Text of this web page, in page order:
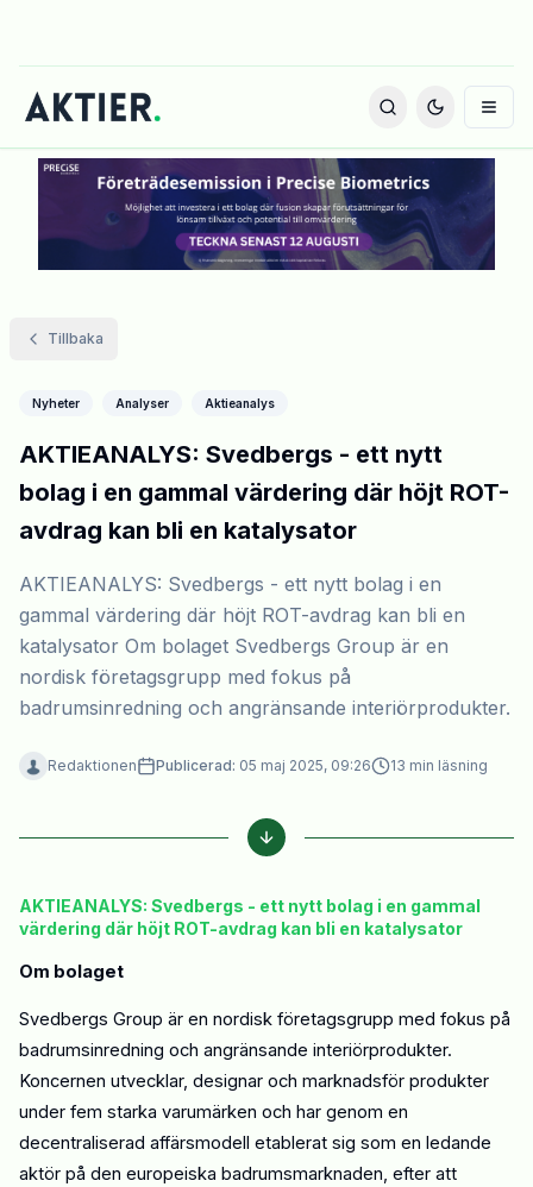
Tillbaka
Nyheter Analyser Aktieanalys
AKTIEANALYS: Svedbergs - ett nytt
bolag i en gammal värdering där höjt ROT-
avdrag kan bli en katalysator
AKTIEANALYS: Svedbergs - ett nytt bolag i en
gammal värdering där höjt ROT-avdrag kan bli en
katalysator Om bolaget Svedbergs Group är en
nordisk företagsgrupp med fokus på
badrumsinredning och angränsande interiörprodukter.
Redaktionen Publicerad: 05 maj 2025, 09:26 13 min läsning
AKTIEANALYS: Svedbergs - ett nytt bolag i en gammal
värdering där höjt ROT-avdrag kan bli en katalysator
Om bolaget
Svedbergs Group är en nordisk företagsgrupp med fokus på
badrumsinredning och angränsande interiörprodukter.
Koncernen utvecklar, designar och marknadsför produkter
under fem starka varumärken och har genom en
decentraliserad affärsmodell etablerat sig som en ledande
aktör på den europeiska badrumsmarknaden, efter att